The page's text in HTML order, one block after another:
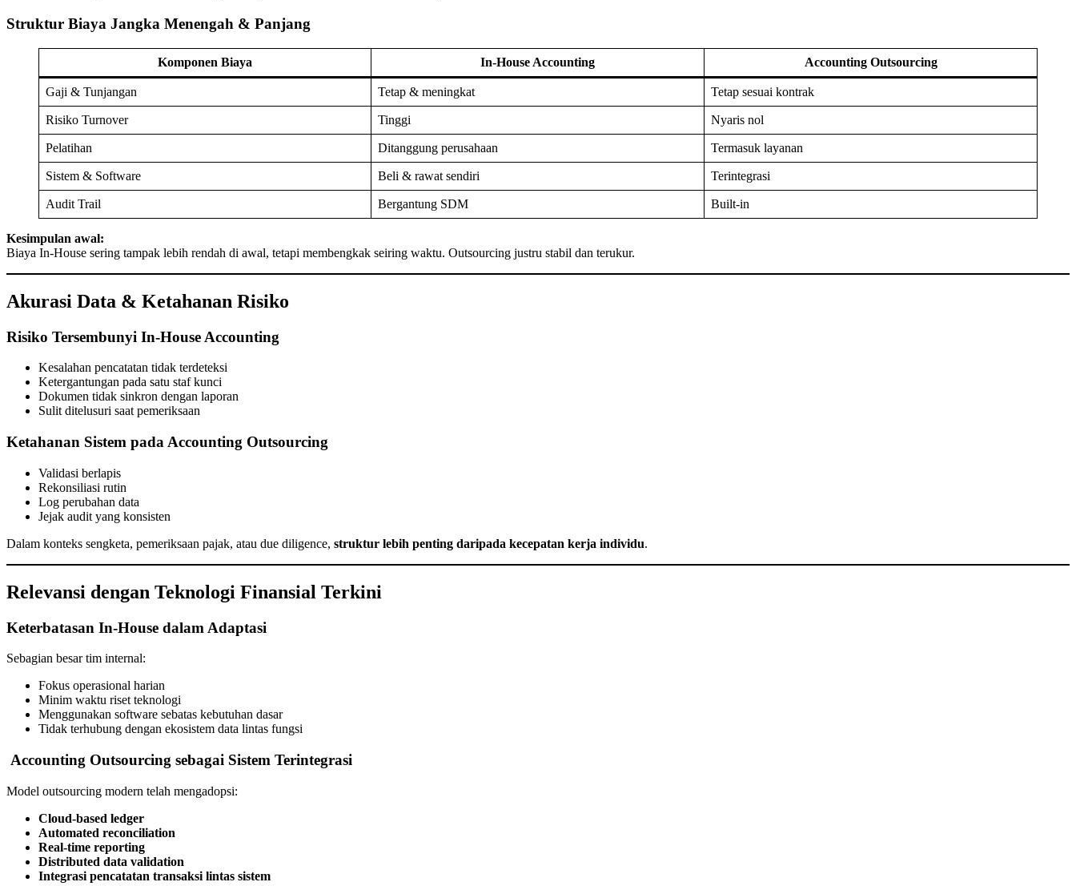
Struktur Biaya Jangka Menengah & Panjang
Komponen Biaya In-House Accounting Accounting Outsourcing
Gaji & Tunjangan Tetap & meningkat Tetap sesuai kontrak
Risiko Turnover Tinggi Nyaris nol
Pelatihan Ditanggung perusahaan Termasuk layanan
Sistem & Software Beli & rawat sendiri Terintegrasi
Audit Trail Bergantung SDM Built-in
Kesimpulan awal:
Biaya In-House sering tampak lebih rendah di awal, tetapi membengkak seiring waktu. Outsourcing justru stabil dan terukur.
Akurasi Data & Ketahanan Risiko
Risiko Tersembunyi In-House Accounting
Kesalahan pencatatan tidak terdeteksi
Ketergantungan pada satu staf kunci
Dokumen tidak sinkron dengan laporan
Sulit ditelusuri saat pemeriksaan
Ketahanan Sistem pada Accounting Outsourcing
Validasi berlapis
Rekonsiliasi rutin
Log perubahan data
Jejak audit yang konsisten
Dalam konteks sengketa, pemeriksaan pajak, atau due diligence, struktur lebih penting daripada kecepatan kerja individu.
Relevansi dengan Teknologi Finansial Terkini
Keterbatasan In-House dalam Adaptasi
Sebagian besar tim internal:
Fokus operasional harian
Minim waktu riset teknologi
Menggunakan software sebatas kebutuhan dasar
Tidak terhubung dengan ekosistem data lintas fungsi
Accounting Outsourcing sebagai Sistem Terintegrasi
Model outsourcing modern telah mengadopsi:
Cloud-based ledger
Automated reconciliation
Real-time reporting
Distributed data validation
Integrasi pencatatan transaksi lintas sistem